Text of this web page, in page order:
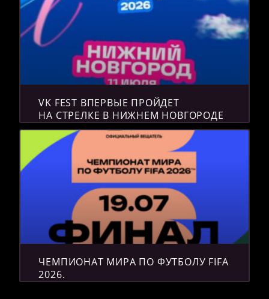
VK FEST ВПЕРВЫЕ ПРОЙДЕТ
НА СТРЕЛКЕ В НИЖНЕМ НОВГОРОДЕ
ЧЕМПИОНАТ МИРА ПО ФУТБОЛУ FIFA
2026.